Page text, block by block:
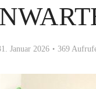
Januar 2026 369